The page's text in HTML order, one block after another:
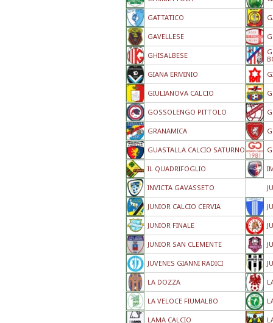
GATTATICO
GAVELLESE
GHISALBESE
GIANA ERMINIO
GIULIANOVA CALCIO
GOSSOLENGO PITTOLO
GRANAMICA
GUASTALLA CALCIO SATURNO
IL QUADRIFOGLIO
INVICTA GAVASSETO
JUNIOR CALCIO CERVIA
JUNIOR FINALE
JUNIOR SAN CLEMENTE
JUVENES GIANNI RADICI
LA DOZZA
LA VELOCE FIUMALBO
LAMA CALCIO